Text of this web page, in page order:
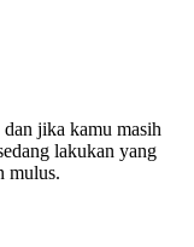
jika kamu masih
lakukan yang
mulus.